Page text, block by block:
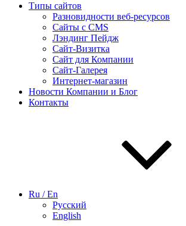
Типы сайтов
Разновидности веб-ресурсов
Сайты с CMS
Лэндинг Пейдж
Сайт-Визитка
Сайт для Компании
Сайт-Галерея
Интернет-магазин
Новости Компании и Блог
Контакты
Ru / En
Русский
English